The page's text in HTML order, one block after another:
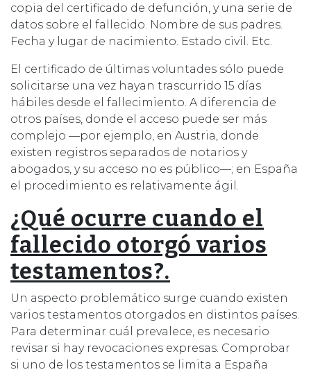
copia del certificado de defunción, y una serie de
datos sobre el fallecido. Nombre de sus padres.
Fecha y lugar de nacimiento. Estado civil. Etc.
El certificado de últimas voluntades sólo puede
solicitarse una vez hayan trascurrido 15 días
hábiles desde el fallecimiento. A diferencia de
otros países, donde el acceso puede ser más
complejo —por ejemplo, en Austria, donde
existen registros separados de notarios y
abogados, y su acceso no es público—; en España
el procedimiento es relativamente ágil.
¿Qué ocurre cuando el
fallecido otorgó varios
testamentos?.
Un aspecto problemático surge cuando existen
varios testamentos otorgados en distintos países.
Para determinar cuál prevalece, es necesario
revisar si hay revocaciones expresas. Comprobar
si uno de los testamentos se limita a España